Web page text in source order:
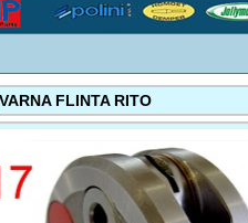
FLINTA RITO